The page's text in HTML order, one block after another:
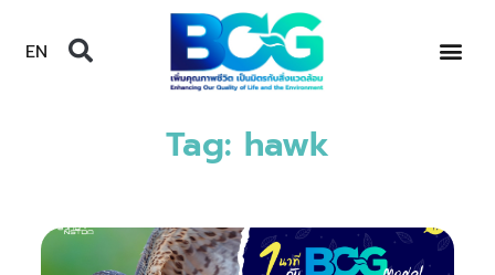
EN
Tag: hawk